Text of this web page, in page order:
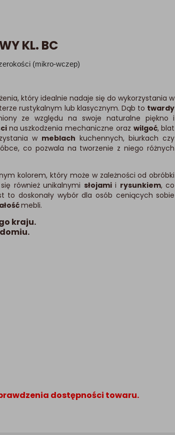
KL. BC
(mikro-wczep)
który idealnie nadaje się do wykorzystania w
rustykalnym lub klasycznym. Dąb to twardy
ze względu na swoje naturalne piękno i
na uszkodzenia mechaniczne oraz wilgoć, blat
w meblach kuchennych, biurkach czy
co pozwala na tworzenie z niego różnych
kolorem, który może w zależności od obróbki
również unikalnymi słojami i rysunkiem, co
to doskonały wybór dla osób ceniących sobie
mebli.
kraju.
dostępności towaru.